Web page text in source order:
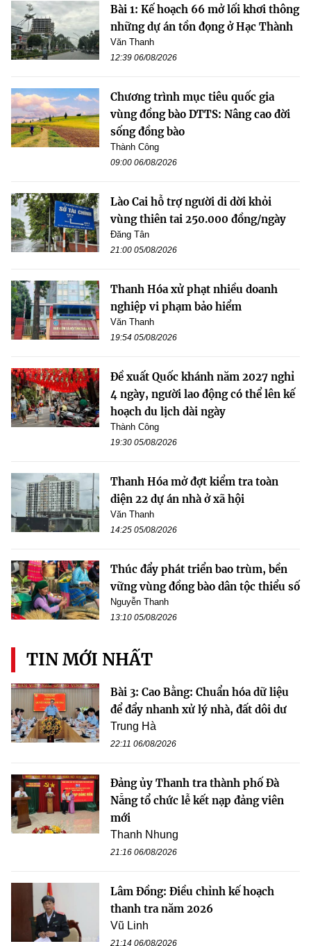
Bài 1: Kế hoạch 66 mở lối khơi thông
những dự án tồn đọng ở Hạc Thành
Văn Thanh
12:39 06/08/2026
Chương trình mục tiêu quốc gia
vùng đồng bào DTTS: Nâng cao đời
sống đồng bào
Thành Công
09:00 06/08/2026
Lào Cai hỗ trợ người di dời khỏi
vùng thiên tai 250.000 đồng/ngày
Đăng Tân
21:00 05/08/2026
Thanh Hóa xử phạt nhiều doanh
nghiệp vi phạm bảo hiểm
Văn Thanh
19:54 05/08/2026
Đề xuất Quốc khánh năm 2027 nghỉ
4 ngày, người lao động có thể lên kế
hoạch du lịch dài ngày
Thành Công
19:30 05/08/2026
Thanh Hóa mở đợt kiểm tra toàn
diện 22 dự án nhà ở xã hội
Văn Thanh
14:25 05/08/2026
Thúc đẩy phát triển bao trùm, bền
vững vùng đồng bào dân tộc thiểu số
Nguyễn Thanh
13:10 05/08/2026
TIN MỚI NHẤT
Bài 3: Cao Bằng: Chuẩn hóa dữ liệu
để đẩy nhanh xử lý nhà, đất dôi dư
Trung Hà
22:11 06/08/2026
Đảng ủy Thanh tra thành phố Đà
Nẵng tổ chức lễ kết nạp đảng viên
mới
Thanh Nhung
21:16 06/08/2026
Lâm Đồng: Điều chỉnh kế hoạch
thanh tra năm 2026
Vũ Linh
21:14 06/08/2026